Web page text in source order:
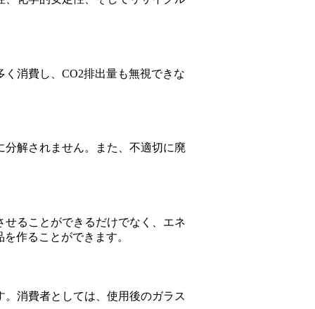
消費し、CO2排出量も無視できな
解されません。また、不適切に廃
ることができるだけでなく、エネ
作ることができます。
消費者としては、使用後のガラス